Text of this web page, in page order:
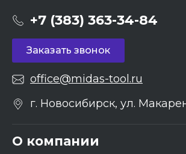
+7 (383) 363-34-84
Заказать звонок
office@midas-tool.ru
г. Новосибирск, ул.
О компании